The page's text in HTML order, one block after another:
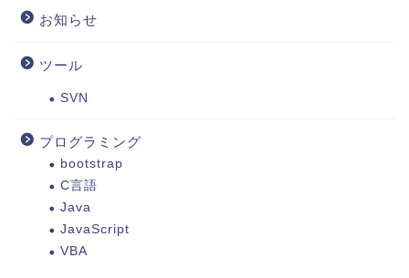
お知らせ
ツール
SVN
プログラミング
bootstrap
C言語
Java
JavaScript
VBA